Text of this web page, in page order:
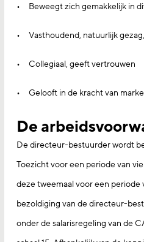
Beweegt zich gemakkelijk in
Vasthoudend, natuurlijk
Collegiaal, geeft vertrouwen
Gelooft in de kracht van
De
De directeur-bestuurder wordt
Toezicht voor een periode van
deze tweemaal voor een periode
bezoldiging van de directeur-
onder de salarisregeling van de